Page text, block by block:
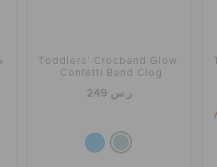
Toddlers' Crocband Glow
Confetti Band Clog
ر.س 249